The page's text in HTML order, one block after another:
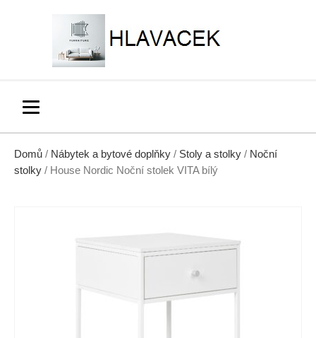
Domů / Nábytek a bytové doplňky / Stoly a stolky / Noční
stolky / House Nordic Noční stolek VITA bílý